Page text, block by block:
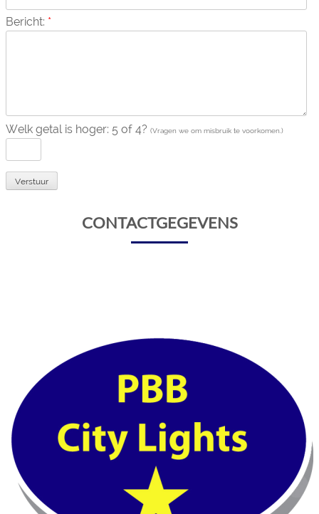
Bericht: *
Welk getal is hoger: 5 of 4? (Vragen we om misbruik te voorkomen.)
CONTACTGEGEVENS